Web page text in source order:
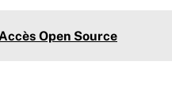
Open Source